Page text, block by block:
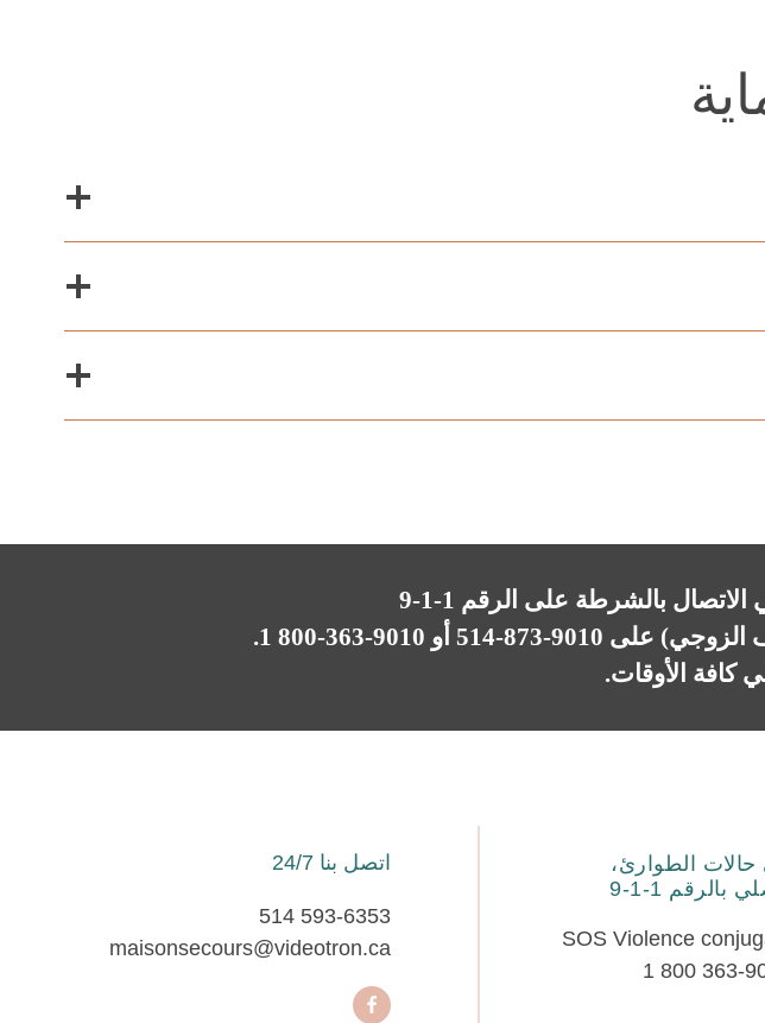
بالشرطة على الرقم 1-1-9
9010-873-514 أو 9010-363-800 1
.
كافة الأوقات.
الطوارئ،
بالرقم 1-1-9
SOS Violence
1 800 363-
اتصل بنا 24/7
514 593-6353
maisonsecours@videotron.ca